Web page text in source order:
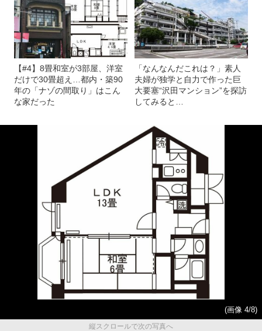
【#4】8畳和室が3部屋、洋室
だけで30畳超え…都内・築90
年の「ナゾの間取り」はこん
な家だった
「なんなんだこれは？」素人
夫婦が独学と自力で作った巨
大要塞“沢田マンション”を探訪
してみると…
(画像 4/8)
縦スクロールで次の写真へ